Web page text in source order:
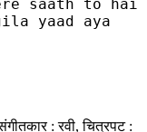
saath to hai
yaad aya
: रवी, चित्रपट :